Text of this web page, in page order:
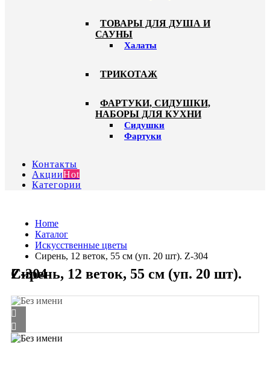
ТОВАРЫ ДЛЯ ДУША И
САУНЫ
Халаты
ТРИКОТАЖ
ФАРТУКИ, СИДУШКИ,
НАБОРЫ ДЛЯ КУХНИ
Сидушки
Фартуки
Контакты
АкцииHot
Категории
Home
Каталог
Искусственные цветы
Сирень, 12 веток, 55 см (уп. 20 шт). Z-304
Сирень, 12 веток, 55 см (уп. 20 шт). Z-304